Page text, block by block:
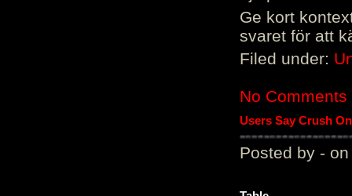
Ge kort
svaret för att
Filed under:
No Comments
Users Say Crush
Posted by - on